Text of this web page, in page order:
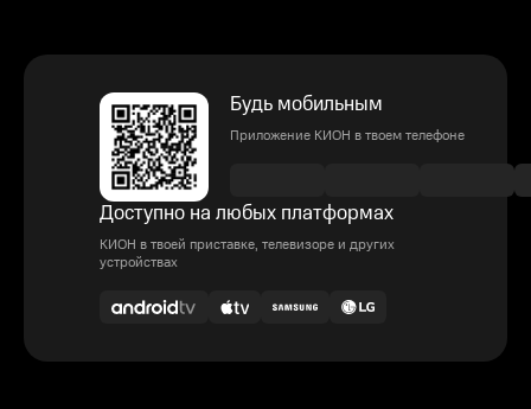
Будь мобильным
Приложение КИОН в твоем телефоне
Доступно на любых платформах
КИОН в твоей приставке, телевизоре и других
устройствах